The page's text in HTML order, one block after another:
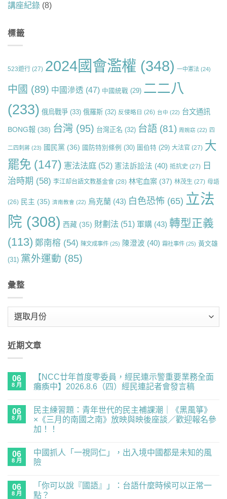
講座紀錄 (8)
標籤
523遊行 (27) 2024國會濫權 (348) 一中憲法 (24)
中國 (89) 中國滲透 (47) 中國統戰 (29) 二二八
(233) 俄烏戰爭 (33) 俄羅斯 (32) 反侵略日 (26) 台中 (22) 台文通訊
BONG報 (38) 台灣 (95) 台灣正名 (32) 台語 (81) 周婉窈 (22) 四
二四刺蔣 (23) 國民黨 (36) 國防特別條例 (30) 圖伯特 (29) 大法官 (27) 大
罷免 (147) 憲法法庭 (52) 憲法訴訟法 (40) 抵抗史 (27) 日
治時期 (58) 李江却台語文教基金會 (28) 林宅血案 (37) 林茂生 (27) 母語
(26) 民主 (35) 濟南教會 (22) 烏克蘭 (43) 白色恐怖 (65) 立法
院 (308) 西藏 (35) 財劃法 (51) 軍購 (43) 轉型正義
(113) 鄭南榕 (54) 陳文成事件 (25) 陳澄波 (40) 霧社事件 (25) 黃文雄
(31) 黨外運動 (85)
彙整
近期文章
06
8 月
【NCC廿年首度零委員，經民連示警重要業務全面
癱瘓中】2026.8.6（四）經民連記者會發言稿
廿
首
度
員，
經
民
要
留
言
06
8 月
民主練習題：青年世代的民主補課潮｜《黑風箏》
×《三月的南國之南》放映與映後座談／歡迎報名參
加！！
主
練
習
世
留
言
06
8 月
中國抓人「一視同仁」，出入境中國都是未知的風
險
抓
言
06
8 月
「你可以說『國語』」：台語什麼時候可以正常一
點？